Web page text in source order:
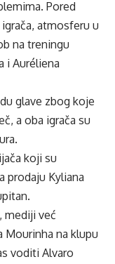
Pored
atmosferu u
na treningu
i Auréliena
glave zbog koje
a oba igrača su
koji su
prodaju Kyliana
mediji već
Mourinha na klupu
voditi Alvaro